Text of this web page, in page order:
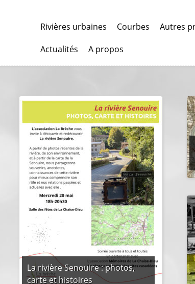
Rivières urbaines Courbes Autres
Actualités
A propos
La rivière Senouire : photos,
carte et histoires